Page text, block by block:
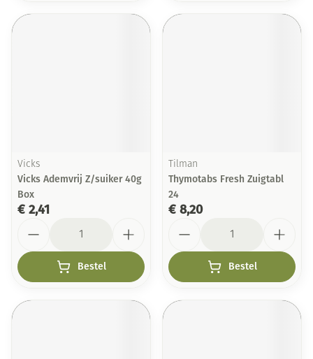
Vicks
Vicks Ademvrij Z/suiker 40g
Box
€ 2,41
Bestel
Tilman
Thymotabs Fresh Zuigtabl
24
€ 8,20
Bestel